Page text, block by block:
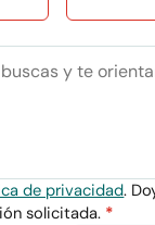
de privacidad.
solicitada. *